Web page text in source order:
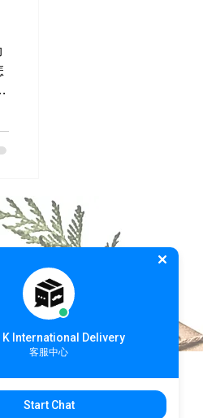
>
K International Delivery
客服中心
Start Chat